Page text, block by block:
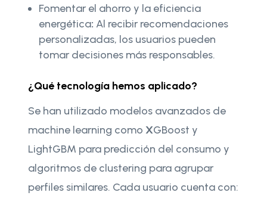
Fomentar el ahorro y la eficiencia
energética: Al recibir recomendaciones
personalizadas, los usuarios pueden
tomar decisiones más responsables.
¿Qué tecnología hemos aplicado?
Se han utilizado modelos avanzados de
machine learning como XGBoost y
LightGBM para predicción del consumo y
algoritmos de clustering para agrupar
perfiles similares. Cada usuario cuenta con: